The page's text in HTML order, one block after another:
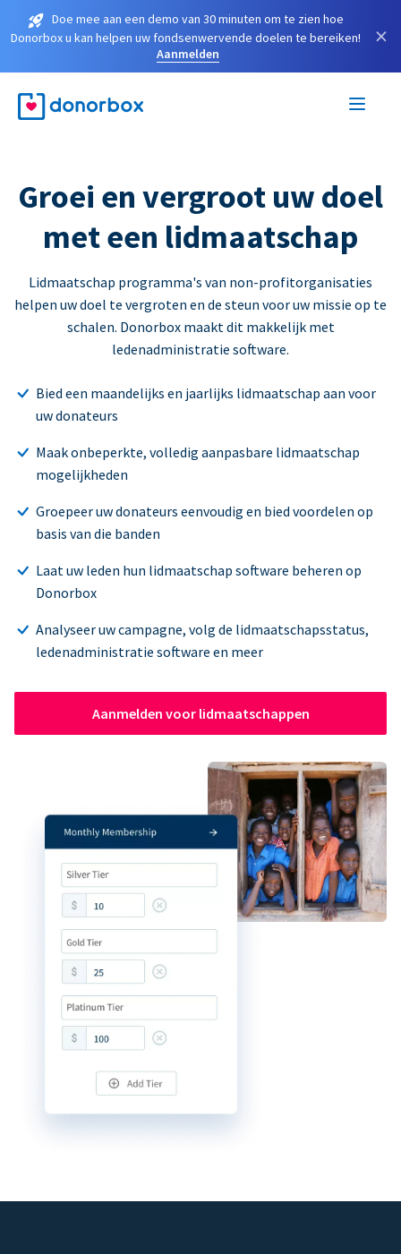
Doe mee aan een demo van 30 minuten om te zien hoe
Donorbox u kan helpen uw fondsenwervende doelen te bereiken!
Aanmelden
×
Groei en vergroot uw doel
met een lidmaatschap
Lidmaatschap programma's van non-profitorganisaties
helpen uw doel te vergroten en de steun voor uw missie op te
schalen. Donorbox maakt dit makkelijk met
ledenadministratie software.
Bied een maandelijks en jaarlijks lidmaatschap aan voor
uw donateurs
Maak onbeperkte, volledig aanpasbare lidmaatschap
mogelijkheden
Groepeer uw donateurs eenvoudig en bied voordelen op
basis van die banden
Laat uw leden hun lidmaatschap software beheren op
Donorbox
Analyseer uw campagne, volg de lidmaatschapsstatus,
ledenadministratie software en meer
Aanmelden voor lidmaatschappen